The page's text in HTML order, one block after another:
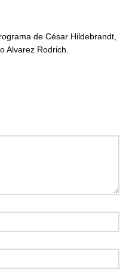
de César Hildebrandt,
Alvarez Rodrich.